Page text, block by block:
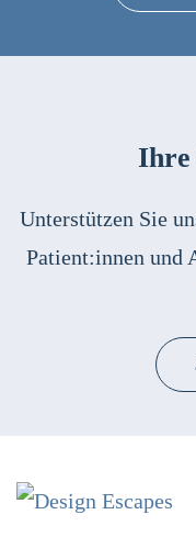
Ihre
Unterstützen Sie
Patient:innen und